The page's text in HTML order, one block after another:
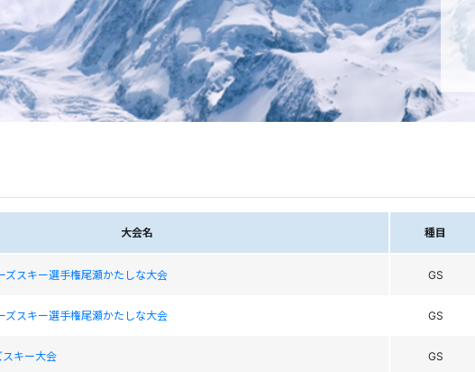
大会名 種目
ズスキー選手権尾瀬かたしな大会 GS
ズスキー選手権尾瀬かたしな大会 GS
キー大会 GS